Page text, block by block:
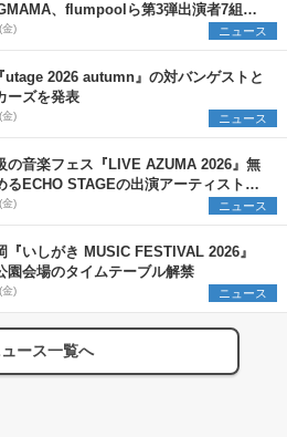
、flumpoolら第3弾出演者7組を
ショップ・アート出展者を募集
) ニュース
utage 2026 autumn』の対バンゲストと
ーズを発表
) ニュース
の音楽フェス『LIVE AZUMA 2026』無
るECHO STAGEの出演アーティストを
) ニュース
『いしがき MUSIC FESTIVAL 2026』
園会場のタイムテーブル解禁
) ニュース
ース一覧へ